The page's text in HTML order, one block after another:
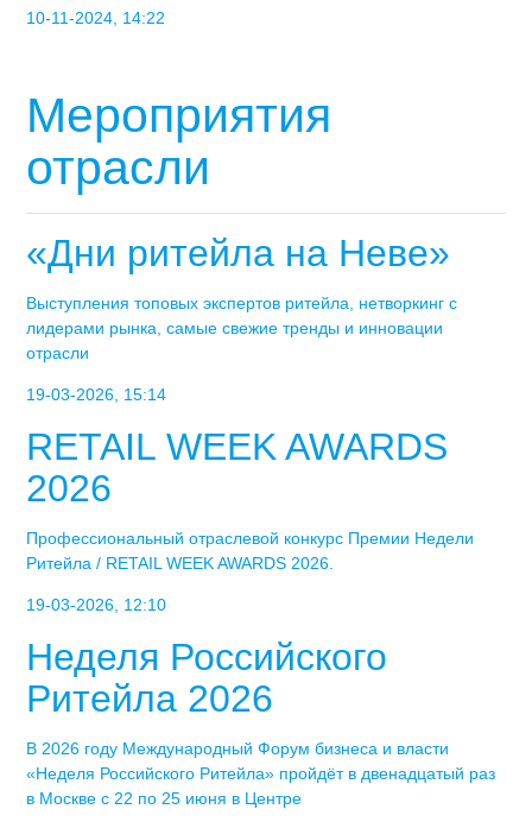
10-11-2024, 14:22
Мероприятия
отрасли
«Дни ритейла на Неве»
Выступления топовых экспертов ритейла, нетворкинг с
лидерами рынка, самые свежие тренды и инновации
отрасли
19-03-2026, 15:14
RETAIL WEEK AWARDS
2026
Профессиональный отраслевой конкурс Премии Недели
Ритейла / RETAIL WEEK AWARDS 2026.
19-03-2026, 12:10
Неделя Российского
Ритейла 2026
В 2026 году Международный Форум бизнеса и власти
«Неделя Российского Ритейла» пройдёт в двенадцатый раз
в Москве с 22 по 25 июня в Центре